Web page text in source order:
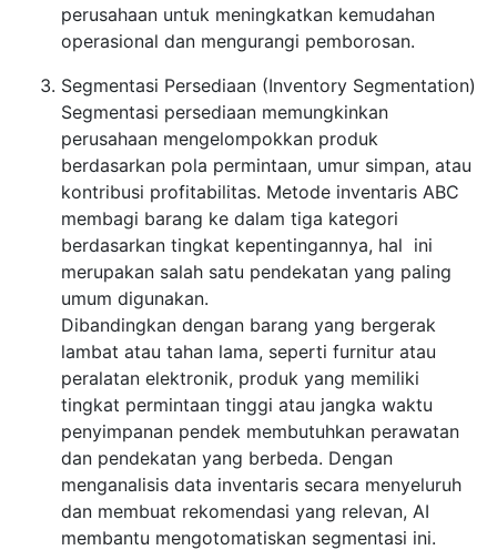
perusahaan untuk meningkatkan kemudahan
operasional dan mengurangi pemborosan.
Segmentasi Persediaan (Inventory Segmentation)
Segmentasi persediaan memungkinkan
perusahaan mengelompokkan produk
berdasarkan pola permintaan, umur simpan, atau
kontribusi profitabilitas. Metode inventaris ABC
membagi barang ke dalam tiga kategori
berdasarkan tingkat kepentingannya, hal ini
merupakan salah satu pendekatan yang paling
umum digunakan.
Dibandingkan dengan barang yang bergerak
lambat atau tahan lama, seperti furnitur atau
peralatan elektronik, produk yang memiliki
tingkat permintaan tinggi atau jangka waktu
penyimpanan pendek membutuhkan perawatan
dan pendekatan yang berbeda. Dengan
menganalisis data inventaris secara menyeluruh
dan membuat rekomendasi yang relevan, AI
membantu mengotomatiskan segmentasi ini.